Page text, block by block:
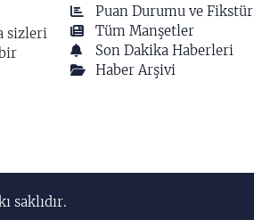
sizleri
Puan Durumu ve Fikstür
Tüm Manşetler
Son Dakika Haberleri
Haber Arşivi
saklıdır.